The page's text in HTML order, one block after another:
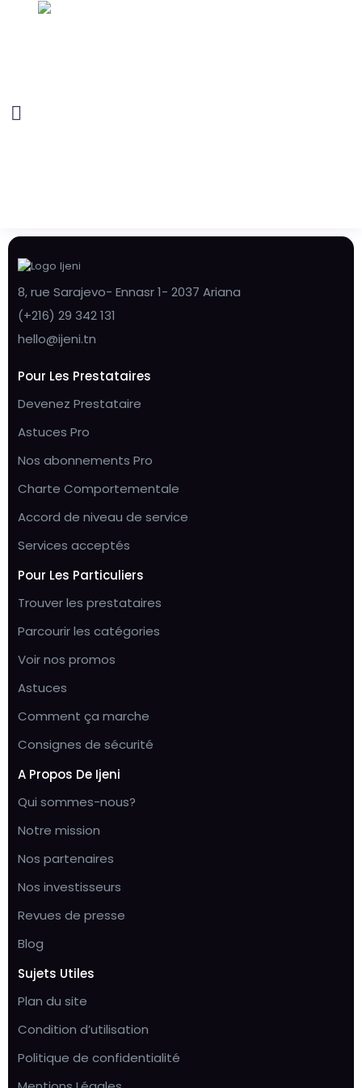
8, rue Sarajevo- Ennasr 1- 2037 Ariana
(+216) 29 342 131
hello@ijeni.tn
Pour Les Prestataires
Devenez Prestataire
Astuces Pro
Nos abonnements Pro
Charte Comportementale
Accord de niveau de service
Services acceptés
Pour Les Particuliers
Trouver les prestataires
Parcourir les catégories
Voir nos promos
Astuces
Comment ça marche
Consignes de sécurité
A Propos De Ijeni
Qui sommes-nous?
Notre mission
Nos partenaires
Nos investisseurs
Revues de presse
Blog
Sujets Utiles
Plan du site
Condition d’utilisation
Politique de confidentialité